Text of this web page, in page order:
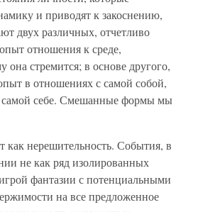
и приводят к закоснению,
двух различных, отчетливо
отношения к среде,
стремится; в основе другого,
в отношениях с самой собой,
самой себе. Смешанные формы мы
как нерешительность. События, в
не как ряд изолированных
фантазии с потенциальными
на все предложенное